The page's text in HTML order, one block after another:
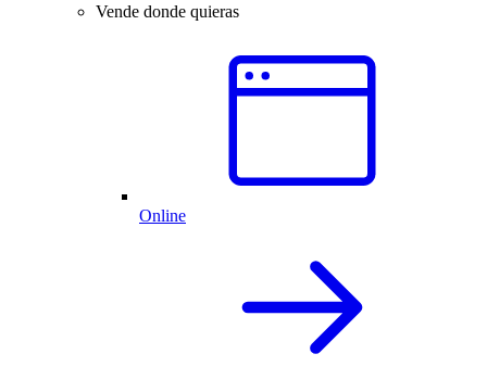
Vende donde quieras
Online